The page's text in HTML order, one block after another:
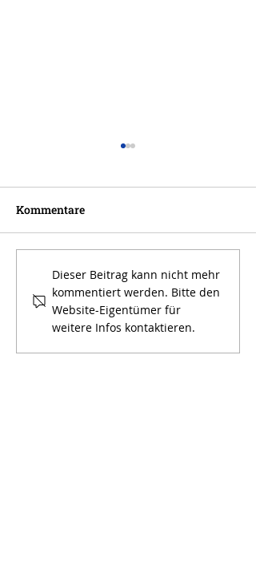
Das Zucken einer
Augenbraue…
Kommentare
Dieser Beitrag kann nicht mehr
kommentiert werden. Bitte den
Website-Eigentümer für
weitere Infos kontaktieren.